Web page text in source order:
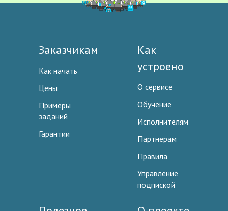
Заказчикам
Как начать
Цены
Примеры
заданий
Гарантии
Как
устроено
О сервисе
Обучение
Исполнителям
Партнерам
Правила
Управление
подпиской